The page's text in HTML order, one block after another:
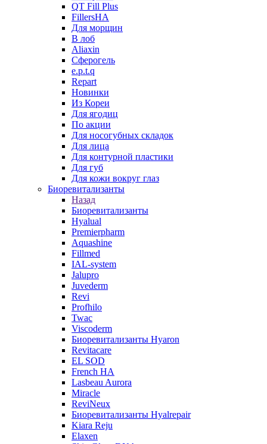
QT Fill Plus
FillersHA
Для морщин
В лоб
Aliaxin
Сферогель
e.p.t.q
Repart
Новинки
Из Кореи
Для ягодиц
По акции
Для носогубных складок
Для лица
Для контурной пластики
Для губ
Для кожи вокруг глаз
Биоревитализанты
Назад
Биоревитализанты
Hyalual
Premierpharm
Aquashine
Fillmed
IAL-system
Jalupro
Juvederm
Revi
Profhilo
Twac
Viscoderm
Биоревитализанты Hyaron
Revitacare
EL SOD
French HA
Lasbeau Aurora
Miracle
ReviNeux
Биоревитализанты Hyalrepair
Kiara Reju
Elaxen